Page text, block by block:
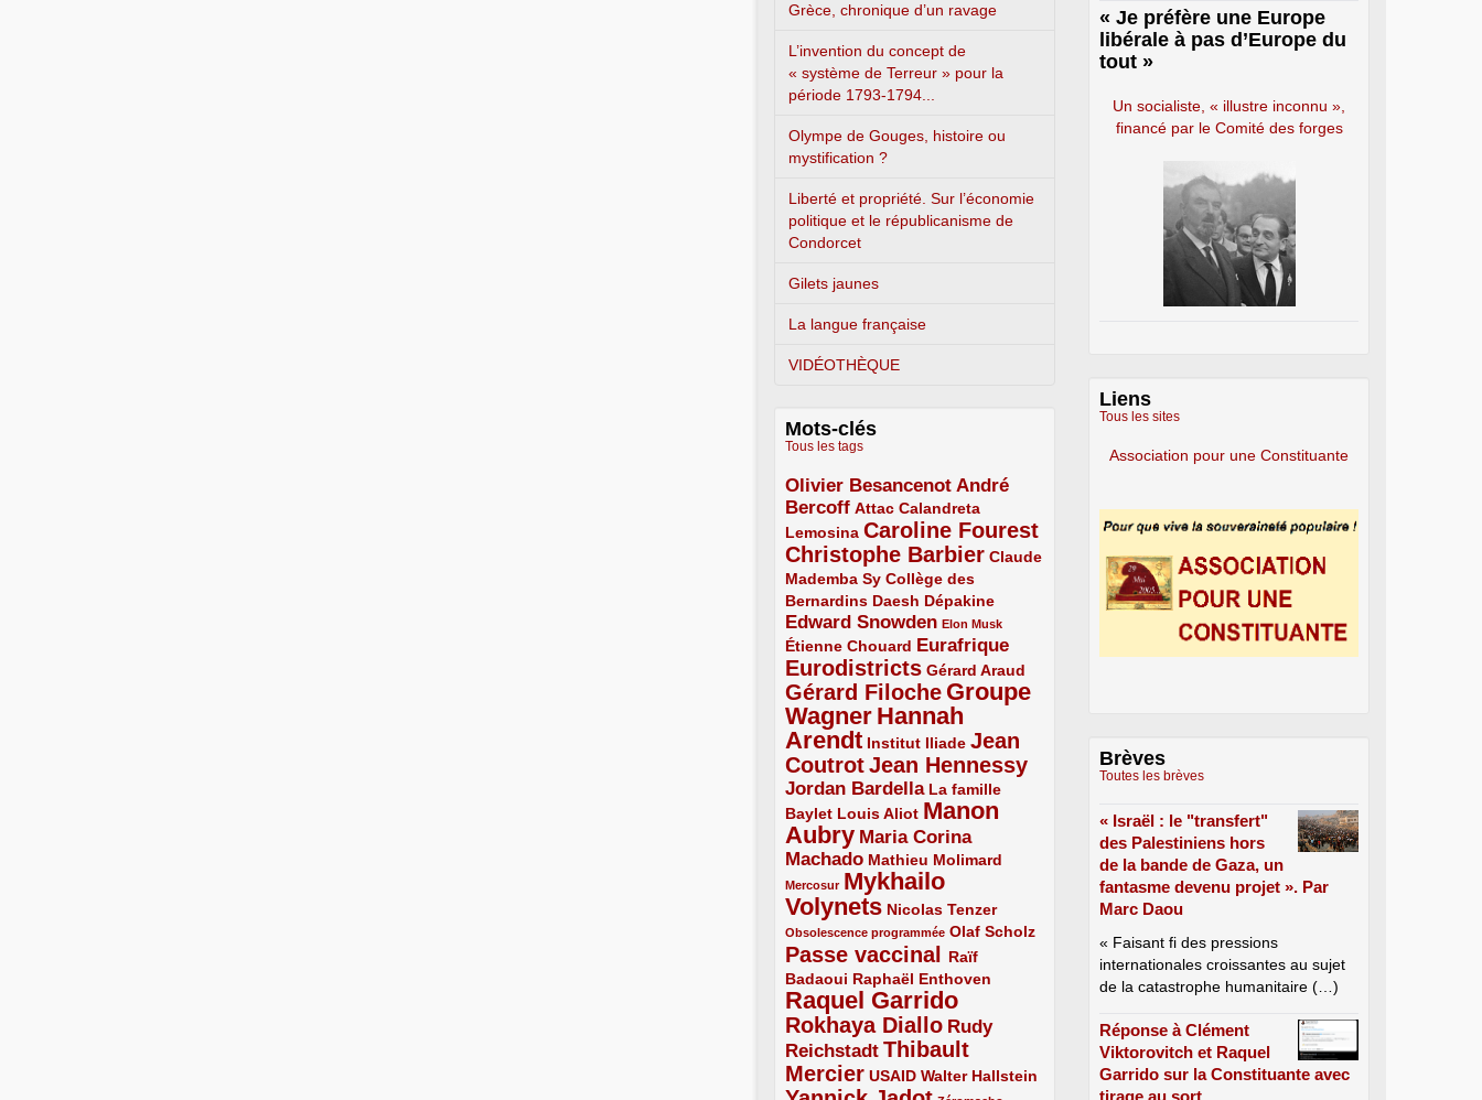
Grèce, chronique d’un ravage
L’invention du concept de
« système de Terreur » pour la
période 1793-1794...
Olympe de Gouges, histoire ou
mystification ?
Liberté et propriété. Sur l’économie
politique et le républicanisme de
Condorcet
Gilets jaunes
La langue française
VIDÉOTHÈQUE
Mots-clés
Tous les tags
Olivier Besancenot
3/5
André
Bercoff
3/5 Attac
2/5
Calandreta
Lemosina
2/5 Caroline Fourest
4/5
Christophe Barbier
4/5
Claude
Mademba Sy
2/5
Collège des
Bernardins
2/5 Daesh
2/5 Dépakine
2/5
Edward Snowden
3/5 Elon Musk
1/5
Étienne Chouard
2/5 Eurafrique
3/5
Eurodistricts
4/5 Gérard Araud
2/5
Gérard Filoche
4/5
Groupe
Wagner
5/5
Hannah
Arendt
5/5 Institut Iliade
2/5
Jean
Coutrot
4/5 Jean Hennessy
4/5
Jordan Bardella
3/5
La famille
Baylet
2/5 Louis Aliot
2/5
Manon
Aubry
5/5
Maria Corina
Machado
3/5 Mathieu Molimard
2/5
Mercosur
1/5
Mykhailo
Volynets
5/5 Nicolas Tenzer
2/5
Obsolescence programmée
1/5 Olaf Scholz
2/5
Passe vaccinal
4/5
Raïf
Badaoui
2/5 Raphaël Enthoven
2/5
Raquel Garrido
5/5
Rokhaya Diallo
4/5
Rudy
Reichstadt
3/5
Thibault
Mercier
4/5 USAID
2/5 Walter Hallstein
2/5
« Je préfère une Europe
libérale à pas d’Europe du
tout »
Un socialiste, « illustre inconnu »,
financé par le Comité des forges
Liens
Tous les sites
Association pour une Constituante
Brèves
Toutes les brèves
« Israël : le "transfert"
des Palestiniens hors
de la bande de Gaza, un
fantasme devenu projet ». Par
Marc Daou
« Faisant fi des pressions
internationales croissantes au sujet
de la catastrophe humanitaire (…)
Réponse à Clément
Viktorovitch et Raquel
Garrido sur la Constituante avec